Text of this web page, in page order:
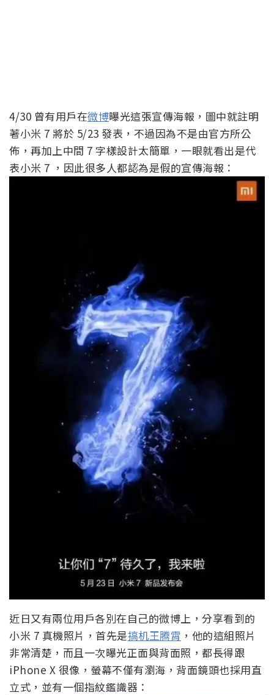
4/30 曾有用戶在微博曝光這張宣傳海報，圖中就註明
著小米 7 將於 5/23 發表，不過因為不是由官方所公
佈，再加上中間 7 字樣設計太簡單，一眼就看出是代
表小米 7 ，因此很多人都認為是假的宣傳海報：
近日又有兩位用戶各別在自己的微博上，分享看到的
小米 7 真機照片，首先是搞机王腾霄 ，他的這組照片
非常清楚，而且一次曝光正面與背面照，都長得跟
iPhone X 很像，螢幕不僅有瀏海，背面鏡頭也採用直
立式，並有一個指紋鑑識器：